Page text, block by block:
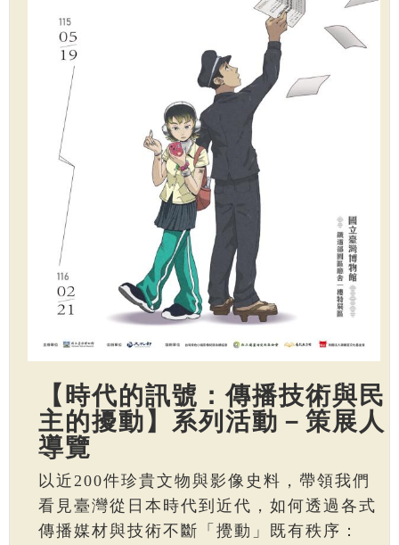
【時代的訊號：傳播技術與民
主的擾動】系列活動－策展人
導覽
以近200件珍貴文物與影像史料，帶領我們
看見臺灣從日本時代到近代，如何透過各式
傳播媒材與技術不斷「攪動」既有秩序：